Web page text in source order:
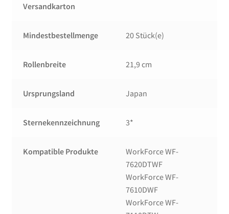
Versandkarton
Mindestbestellmenge 20 Stück(e)
Rollenbreite 21,9 cm
Ursprungsland Japan
Sternekennzeichnung 3*
Kompatible Produkte
WorkForce WF-
7620DTWF
WorkForce WF-
7610DWF
WorkForce WF-